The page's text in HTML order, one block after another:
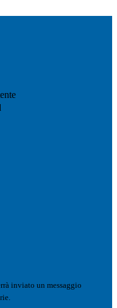
inviato un messaggio